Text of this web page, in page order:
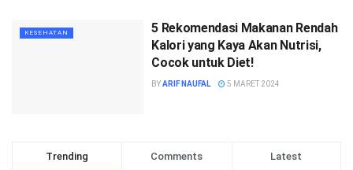
KESEHATAN
5 Rekomendasi Makanan Rendah
Kalori yang Kaya Akan Nutrisi,
Cocok untuk Diet!
BYARIF NAUFAL 5 MARET 2024
Trending Comments Latest